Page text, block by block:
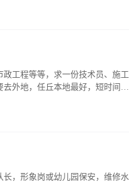
工程等等，求一份技术员、施工
外地，任丘本地最好，短时间出
，形象岗或幼儿园保安，维修水